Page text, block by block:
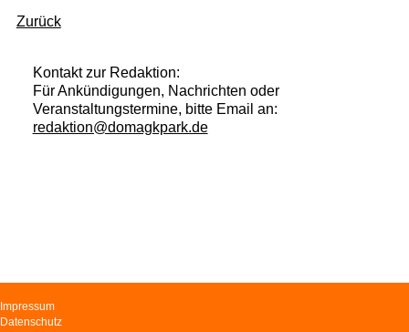
Zurück
Kontakt zur Redaktion:
Für Ankündigungen, Nachrichten oder
Veranstaltungstermine, bitte Email an:
redaktion@domagkpark.de
Navigation
überspringen
Impressum
Datenschutz